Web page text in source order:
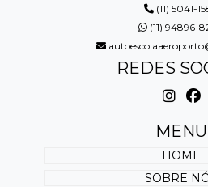
(11) 5041-
(11) 94896-
REDES
MENU
HOME
SOBRE